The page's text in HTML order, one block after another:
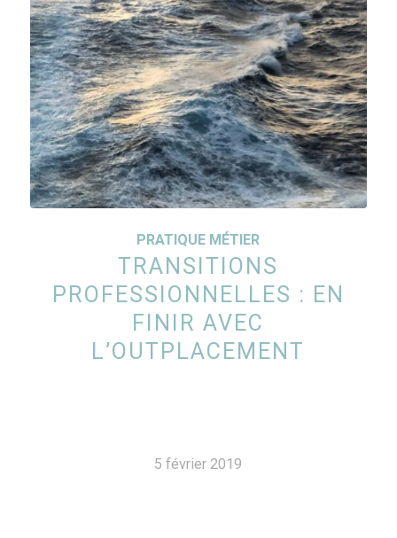
PRATIQUE MÉTIER
TRANSITIONS
PROFESSIONNELLES : EN
FINIR AVEC
L’OUTPLACEMENT
5 février 2019